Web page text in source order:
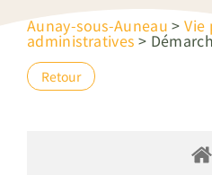
Aunay-sous-Auneau >Vie
administratives >
Retour